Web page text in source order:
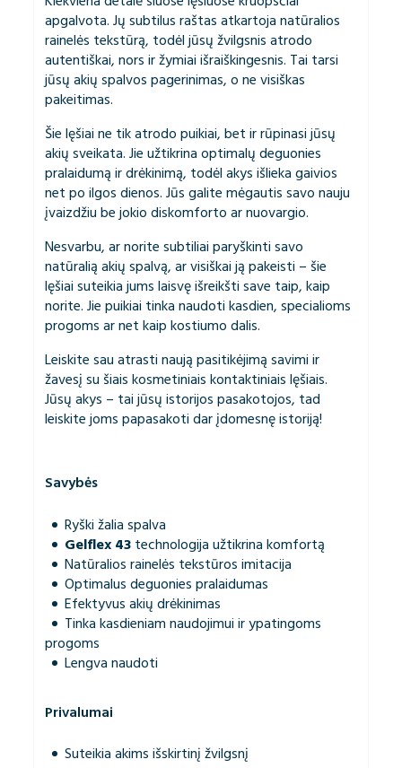
apgalvota. Jų subtilus raštas atkartoja natūralios
rainelės tekstūrą, todėl jūsų žvilgsnis atrodo
autentiškai, nors ir žymiai išraiškingesnis. Tai tarsi
jūsų akių spalvos pagerinimas, o ne visiškas
pakeitimas.
Šie lęšiai ne tik atrodo puikiai, bet ir rūpinasi jūsų
akių sveikata. Jie užtikrina optimalų deguonies
pralaidumą ir drėkinimą, todėl akys išlieka gaivios
net po ilgos dienos. Jūs galite mėgautis savo nauju
įvaizdžiu be jokio diskomforto ar nuovargio.
Nesvarbu, ar norite subtiliai paryškinti savo
natūralią akių spalvą, ar visiškai ją pakeisti – šie
lęšiai suteikia jums laisvę išreikšti save taip, kaip
norite. Jie puikiai tinka naudoti kasdien, specialioms
progoms ar net kaip kostiumo dalis.
Leiskite sau atrasti naują pasitikėjimą savimi ir
žavesį su šiais kosmetiniais kontaktiniais lęšiais.
Jūsų akys – tai jūsų istorijos pasakotojos, tad
leiskite joms papasakoti dar įdomesnę istoriją!
Savybės
Ryški žalia spalva
Gelflex 43technologija užtikrina komfortą
Natūralios rainelės tekstūros imitacija
Optimalus deguonies pralaidumas
Efektyvus akių drėkinimas
Tinka kasdieniam naudojimui ir ypatingoms
progoms
Lengva naudoti
Privalumai
Suteikia akims išskirtinį žvilgsnį